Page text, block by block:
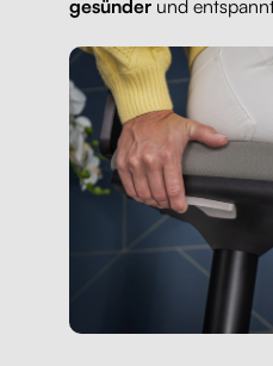
gesünderund